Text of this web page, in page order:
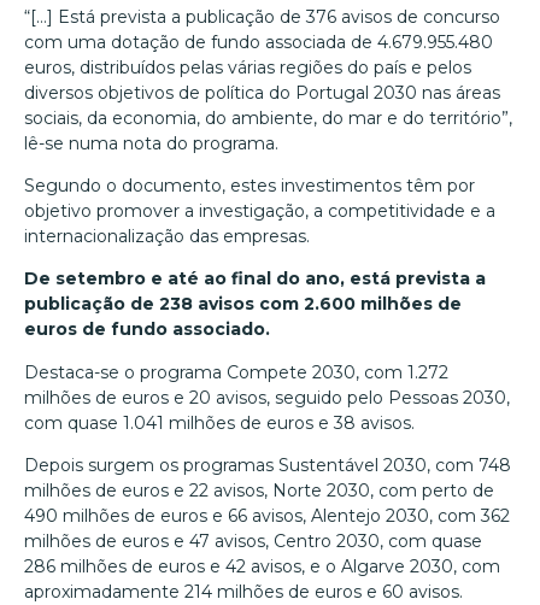
“[…] Está prevista a publicação de 376 avisos de concurso
com uma dotação de fundo associada de 4.679.955.480
euros, distribuídos pelas várias regiões do país e pelos
diversos objetivos de política do Portugal 2030 nas áreas
sociais, da economia, do ambiente, do mar e do território”,
lê-se numa nota do programa.
Segundo o documento, estes investimentos têm por
objetivo promover a investigação, a competitividade e a
internacionalização das empresas.
De setembro e até ao final do ano, está prevista a
publicação de 238 avisos com 2.600 milhões de
euros de fundo associado.
Destaca-se o programa Compete 2030, com 1.272
milhões de euros e 20 avisos, seguido pelo Pessoas 2030,
com quase 1.041 milhões de euros e 38 avisos.
Depois surgem os programas Sustentável 2030, com 748
milhões de euros e 22 avisos, Norte 2030, com perto de
490 milhões de euros e 66 avisos, Alentejo 2030, com 362
milhões de euros e 47 avisos, Centro 2030, com quase
286 milhões de euros e 42 avisos, e o Algarve 2030, com
aproximadamente 214 milhões de euros e 60 avisos.